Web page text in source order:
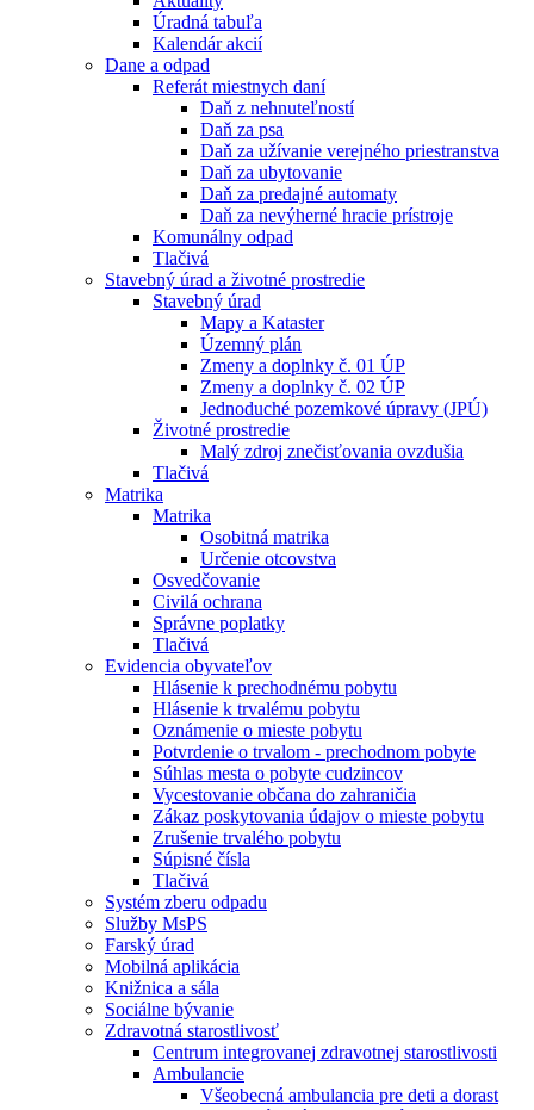
Úradná tabuľa
Kalendár akcií
Dane a odpad
Referát miestnych daní
Daň z nehnuteľností
Daň za psa
Daň za užívanie verejného priestranstva
Daň za ubytovanie
Daň za predajné automaty
Daň za nevýherné hracie prístroje
Komunálny odpad
Tlačivá
Stavebný úrad a životné prostredie
Stavebný úrad
Mapy a Kataster
Územný plán
Zmeny a doplnky č. 01 ÚP
Zmeny a doplnky č. 02 ÚP
Jednoduché pozemkové úpravy (JPÚ)
Životné prostredie
Malý zdroj znečisťovania ovzdušia
Tlačivá
Matrika
Matrika
Osobitná matrika
Určenie otcovstva
Osvedčovanie
Civilá ochrana
Správne poplatky
Tlačivá
Evidencia obyvateľov
Hlásenie k prechodnému pobytu
Hlásenie k trvalému pobytu
Oznámenie o mieste pobytu
Potvrdenie o trvalom - prechodnom pobyte
Súhlas mesta o pobyte cudzincov
Vycestovanie občana do zahraničia
Zákaz poskytovania údajov o mieste pobytu
Zrušenie trvalého pobytu
Súpisné čísla
Tlačivá
Systém zberu odpadu
Služby MsPS
Farský úrad
Mobilná aplikácia
Knižnica a sála
Sociálne bývanie
Zdravotná starostlivosť
Centrum integrovanej zdravotnej starostlivosti
Ambulancie
Všeobecná ambulancia pre deti a dorast